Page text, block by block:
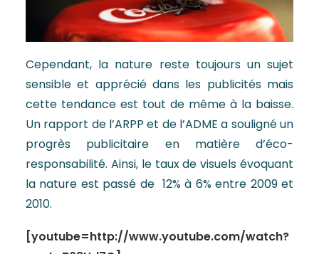
Cependant, la nature reste toujours un sujet
sensible et apprécié dans les publicités mais
cette tendance est tout de même à la baisse.
Un rapport de l’ARPP et de l’ADME a souligné un
progrès publicitaire en matière d’éco-
responsabilité. Ainsi, le taux de visuels évoquant
la nature est passé de 12% à 6% entre 2009 et
2010.
[youtube=http://www.youtube.com/watch?